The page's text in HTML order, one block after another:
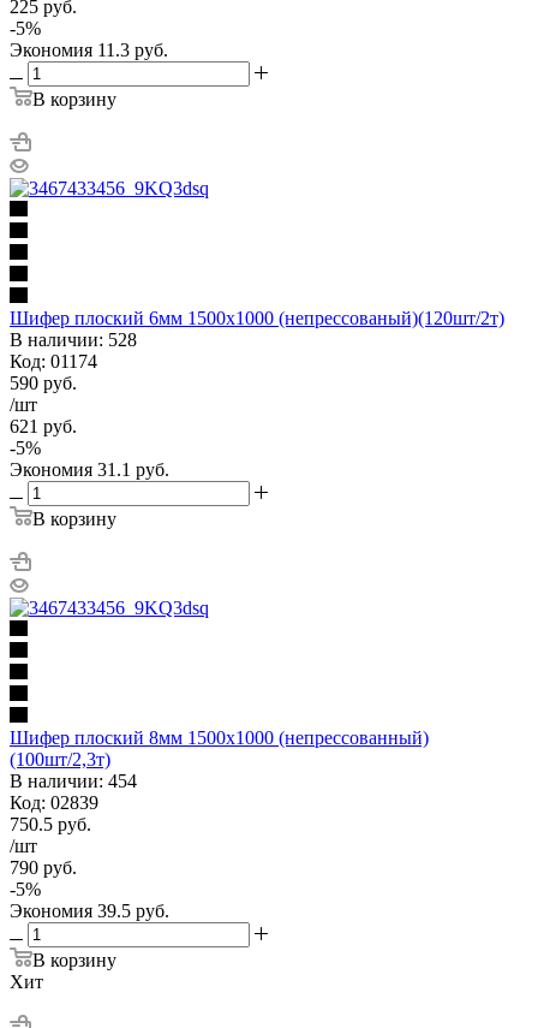
225 руб.
-5%
Экономия 11.3 руб.
В корзину
Шифер плоский 6мм 1500х1000 (непрессованый)(120шт/2т)
В наличии: 528
Код: 01174
590 руб.
/шт
621 руб.
-5%
Экономия 31.1 руб.
В корзину
Шифер плоский 8мм 1500х1000 (непрессованный)
(100шт/2,3т)
В наличии: 454
Код: 02839
750.5 руб.
/шт
790 руб.
-5%
Экономия 39.5 руб.
В корзину
Хит